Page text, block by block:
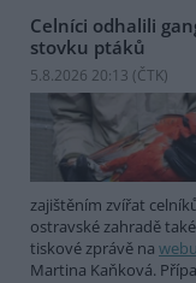
Celníci odhalili
stovku ptáků
5.8.2026 20:13 (ČTK)
zajištěním zvířat
ostravské zahradě
tiskové zprávě na webu
Martina Kaňková.